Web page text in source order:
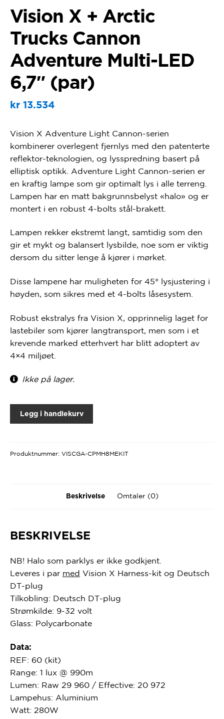
Vision X + Arctic
Trucks Cannon
Adventure Multi-LED
6,7″ (par)
kr13.534
Vision X Adventure Light Cannon-serien
kombinerer overlegent fjernlys med den patenterte
reflektor-teknologien, og lysspredning basert på
elliptisk optikk. Adventure Light Cannon-serien er
en kraftig lampe som gir optimalt lys i alle terreng.
Lampen har en matt bakgrunnsbelyst «halo» og er
montert i en robust 4-bolts stål-brakett.
Lampen rekker ekstremt langt, samtidig som den
gir et mykt og balansert lysbilde, noe som er viktig
dersom du sitter lenge å kjører i mørket.
Disse lampene har muligheten for 45° lysjustering i
høyden, som sikres med et 4-bolts låsesystem.
Robust ekstralys fra Vision X, opprinnelig laget for
lastebiler som kjører langtransport, men som i et
krevende marked etterhvert har blitt adoptert av
4×4 miljøet.
Ikke på lager.
Legg i handlekurv
Produktnummer: VISCGA-CPMH8MEKIT
Beskrivelse Omtaler (0)
BESKRIVELSE
NB! Halo som parklys er ikke godkjent.
Leveres i par med Vision X Harness-kit og Deutsch
DT-plug
Tilkobling: Deutsch DT-plug
Strømkilde: 9-32 volt
Glass: Polycarbonate
Data:
REF: 60 (kit)
Range: 1 lux @ 990m
Lumen: Raw 29 960 / Effective: 20 972
Lampehus: Aluminium
Watt: 280W